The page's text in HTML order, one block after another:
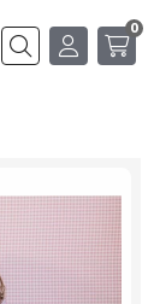
Buscar
0